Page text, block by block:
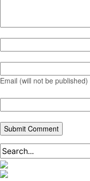
Email (will not be published)